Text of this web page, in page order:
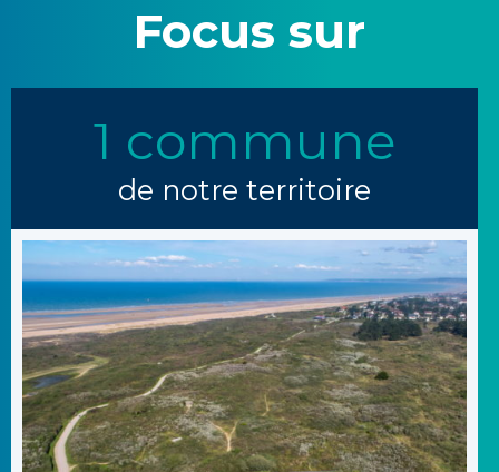
Focus sur
1 commune
de notre territoire